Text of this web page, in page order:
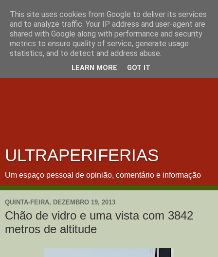
ULTRAPERIFERIAS
Um espaço pessoal de opinião, comentário e informação
QUINTA-FEIRA, DEZEMBRO 19, 2013
Chão de vidro e uma vista com 3842
metros de altitude
This site uses cookies from Google to deliver its services
and to analyze traffic. Your IP address and user-agent are
shared with Google along with performance and security
metrics to ensure quality of service, generate usage
statistics, and to detect and address abuse.
LEARN MORE GOT IT